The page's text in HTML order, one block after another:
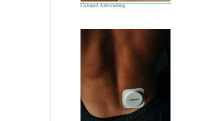
Calopad Anwendung